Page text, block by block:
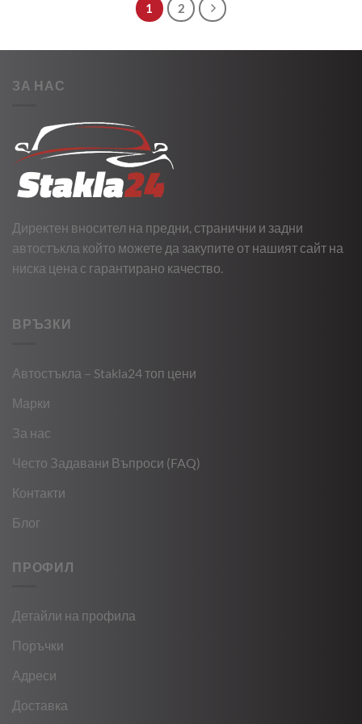
1 2
ЗА НАС
Директен вносител на предни, странични и задни
автостъкла който можете да закупите от нашият сайт на
ниска цена с гарантирано качество.
ВРЪЗКИ
Автостъкла – Stakla24 топ цени
Марки
За нас
Често Задавани Въпроси (FAQ)
Контакти
Блог
ПРОФИЛ
Детайли на профила
Поръчки
Адреси
Доставка